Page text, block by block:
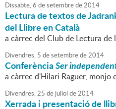
Dissabte,6 desetembrede2014
Lectura de textos de
del Llibre en Català
a càrrec del Club de Lectura de
Divendres, 5 desetembrede2014
ConferènciaSer
a càrrec d'Hilari Raguer, monjo
Divendres,25 de juliol de2014
Xerrada i presentació de